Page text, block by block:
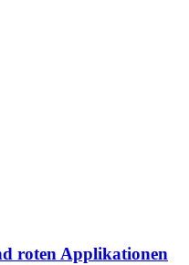
roten Applikationen